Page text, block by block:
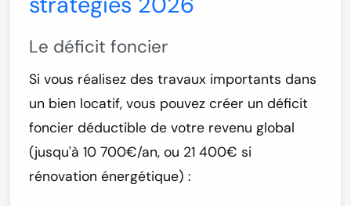
Le déficit foncier
Si vous réalisez des travaux importants dans
un bien locatif, vous pouvez créer un déficit
foncier déductible de votre revenu global
(jusqu'à 10 700€/an, ou 21 400€ si
rénovation énergétique) :